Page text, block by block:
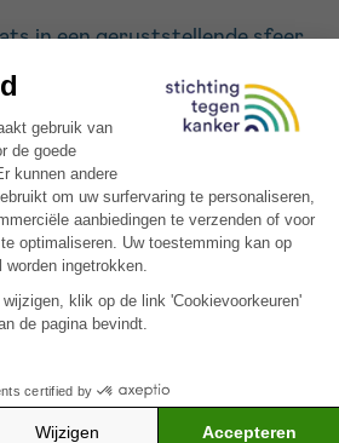
in een geruststellende sfeer
kamer is geïnstalleerd, zoals de
gekleurde vormen, een
muziek, een
zetel, enz.
en hun verzorgers de
bieden om op zeer
toegang te krijgen en zo
aan een steeds grotere
die soms een “onmiddellijke”
van uitgesteld te worden tot